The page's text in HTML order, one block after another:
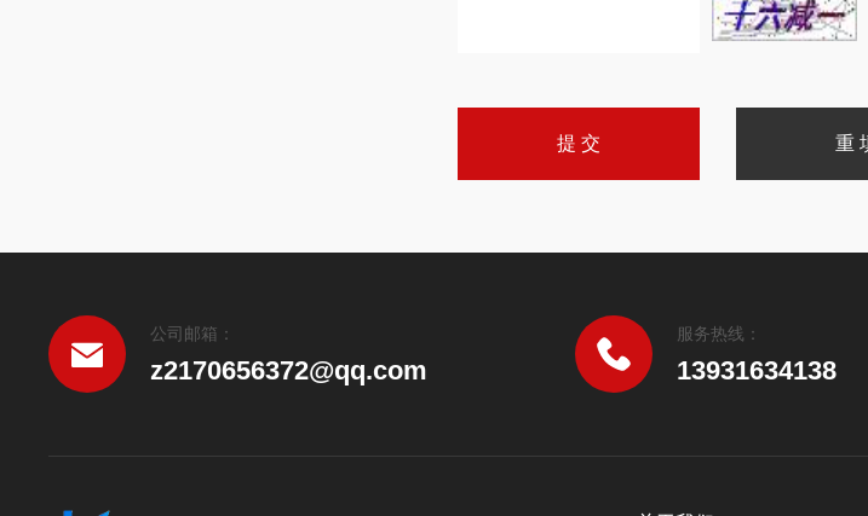
公司邮箱：
z2170656372@qq.com
服务热线：
13931634138